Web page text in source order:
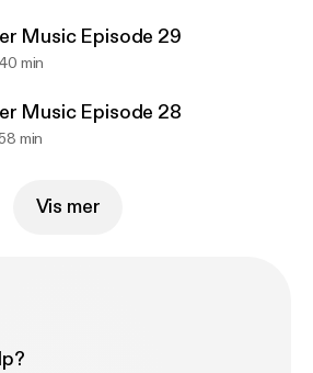
Music Episode 29
40 min
Music Episode 28
58 min
Vis mer